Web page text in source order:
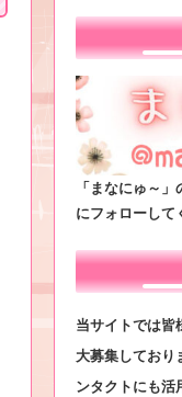
「まなにゅ～
にフォローして
当サイトでは皆
大募集しており
ンタクトにも